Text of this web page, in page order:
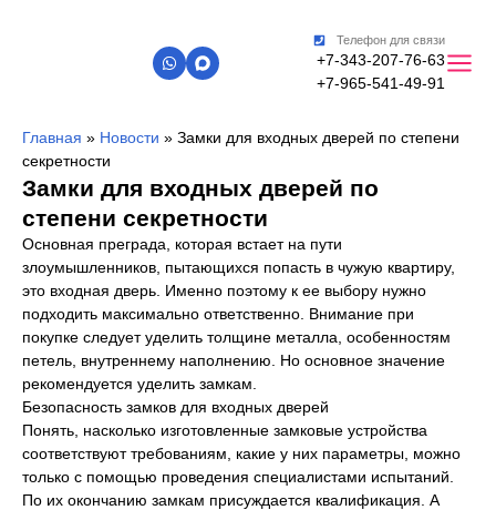
Телефон для связи
+7-343-207-76-63
+7-965-541-49-91
Главная » Новости » Замки для входных дверей по степени
секретности
Замки для входных дверей по
степени секретности
Основная преграда, которая встает на пути
злоумышленников, пытающихся попасть в чужую квартиру,
это входная дверь. Именно поэтому к ее выбору нужно
подходить максимально ответственно. Внимание при
покупке следует уделить толщине металла, особенностям
петель, внутреннему наполнению. Но основное значение
рекомендуется уделить замкам.
Безопасность замков для входных дверей
Понять, насколько изготовленные замковые устройства
соответствуют требованиям, какие у них параметры, можно
только с помощью проведения специалистами испытаний.
По их окончанию замкам присуждается квалификация. А